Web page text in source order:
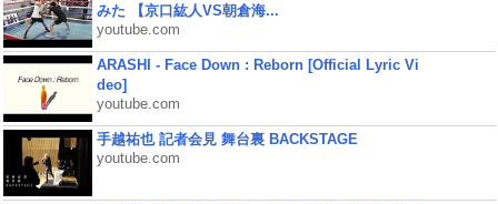
みた 【京口紘人VS朝倉海...
youtube.com
ARASHI - Face Down : Reborn [Official Lyric Vi
deo]
youtube.com
手越祐也 記者会見 舞台裏 BACKSTAGE
youtube.com